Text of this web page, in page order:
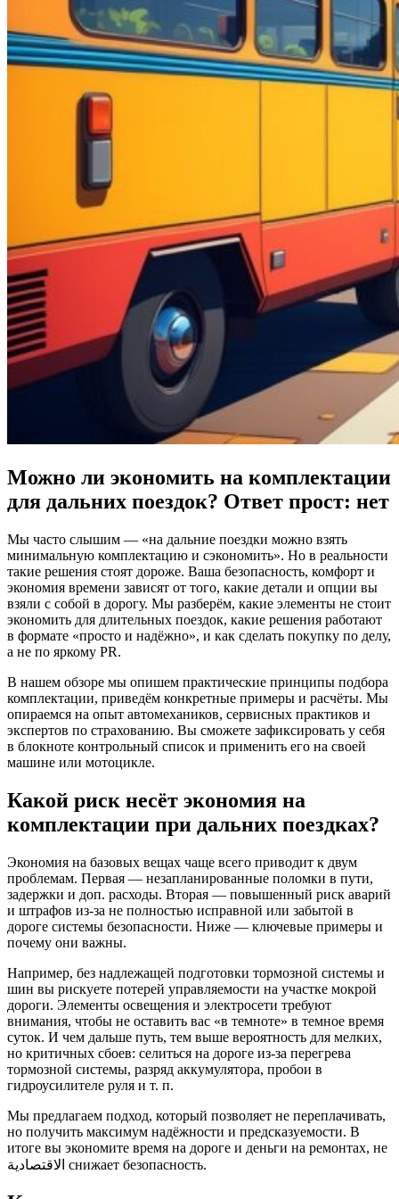
Можно ли экономить на комплектации
для дальних поездок? Ответ прост: нет
Мы часто слышим — «на дальние поездки можно взять
минимальную комплектацию и сэкономить». Но в реальности
такие решения стоят дороже. Ваша безопасность, комфорт и
экономия времени зависят от того, какие детали и опции вы
взяли с собой в дорогу. Мы разберём, какие элементы не стоит
экономить для длительных поездок, какие решения работают
в формате «просто и надёжно», и как сделать покупку по делу,
а не по яркому PR.
В нашем обзоре мы опишем практические принципы подбора
комплектации, приведём конкретные примеры и расчёты. Мы
опираемся на опыт автомехаников, сервисных практиков и
экспертов по страхованию. Вы сможете зафиксировать у себя
в блокноте контрольный список и применить его на своей
машине или мотоцикле.
Какой риск несёт экономия на
комплектации при дальних поездках?
Экономия на базовых вещах чаще всего приводит к двум
проблемам. Первая — незапланированные поломки в пути,
задержки и доп. расходы. Вторая — повышенный риск аварий
и штрафов из‑за не полностью исправной или забытой в
дороге системы безопасности. Ниже — ключевые примеры и
почему они важны.
Например, без надлежащей подготовки тормозной системы и
шин вы рискуете потерей управляемости на участке мокрой
дороги. Элементы освещения и электросети требуют
внимания, чтобы не оставить вас «в темноте» в темное время
суток. И чем дальше путь, тем выше вероятность для мелких,
но критичных сбоев: селиться на дороге из‑за перегрева
тормозной системы, разряд аккумулятора, пробои в
гидроусилителе руля и т. п.
Мы предлагаем подход, который позволяет не переплачивать,
но получить максимум надёжности и предсказуемости. В
итоге вы экономите время на дороге и деньги на ремонтах, не
الاقتصادية снижает безопасность.